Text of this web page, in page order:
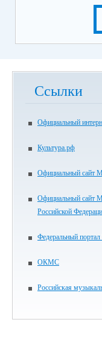
Ссылки
Официальный
Культура.рф
Официальный сайт
Официальный сайт
Российской
Федеральный портал
ОКМС
Российская